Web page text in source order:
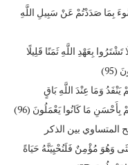
بِمَا صَدَدْتُمْ عَنْ سَبِيلِ اللَّهِ
بِعَهْدِ اللَّهِ ثَمَنًا قَلِيلًا
يَنْفَدُ وَمَا عِنْدَ اللَّهِ بَاقٍ
مَا كَانُوا يَعْمَلُونَ (96)
المتساوي بين الذكر
وَهُوَ مُؤْمِنٌ فَلَنُحْيِيَنَّهُ حَيَاةً